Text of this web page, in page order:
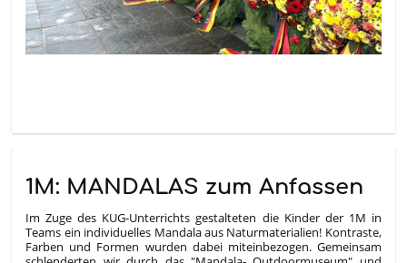
1M: MANDALAS zum Anfassen
Im Zuge des KUG-Unterrichts gestalteten die Kinder der 1M in
Teams ein individuelles Mandala aus Naturmaterialien! Kontraste,
Farben und Formen wurden dabei miteinbezogen. Gemeinsam